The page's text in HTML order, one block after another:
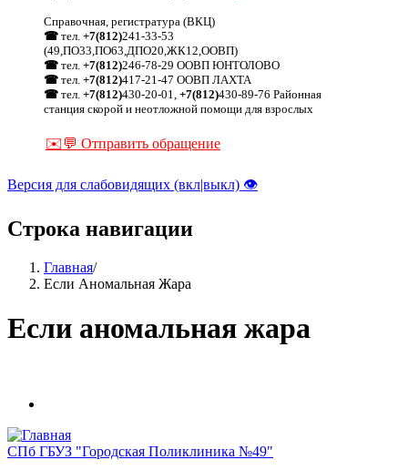
Справочная, регистратура (ВКЦ)
☎ тел. +7(812)241-33-53
(49,ПО33,ПО63,ДПО20,ЖК12,ООВП)
☎ тел. +7(812)246-78-29 ООВП ЮНТОЛОВО
☎ тел. +7(812)417-21-47 ООВП ЛАХТА
☎ тел. +7(812)430-20-01, +7(812)430-89-76 Районная
станция скорой и неотложной помощи для взрослых
✉️💬 Отправить обращение
Версия для слабовидящих (вкл|выкл) 👁
Строка навигации
Главная/
Если Аномальная Жара
Если аномальная жара
СПб ГБУЗ "Городская Поликлиника №49"